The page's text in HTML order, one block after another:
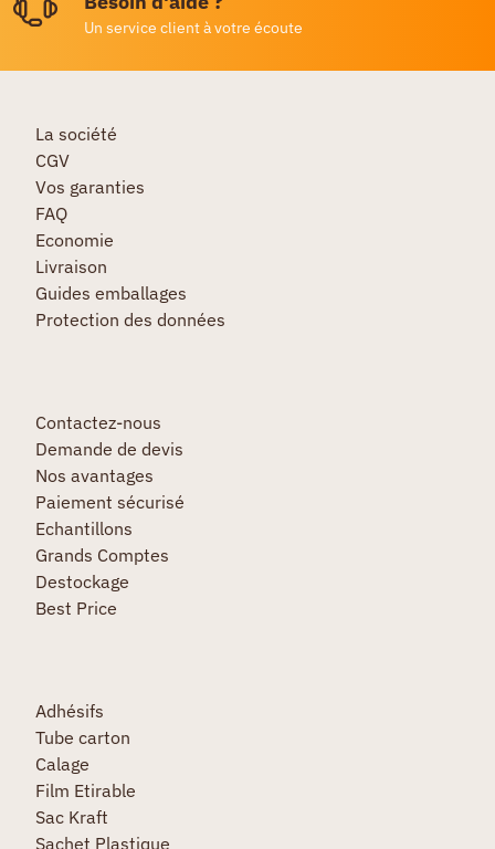
Un service client à votre écoute
La société
CGV
Vos garanties
FAQ
Economie
Livraison
Guides emballages
Protection des données
Contactez-nous
Demande de devis
Nos avantages
Paiement sécurisé
Echantillons
Grands Comptes
Destockage
Best Price
Adhésifs
Tube carton
Calage
Film Etirable
Sac Kraft
Sachet Plastique